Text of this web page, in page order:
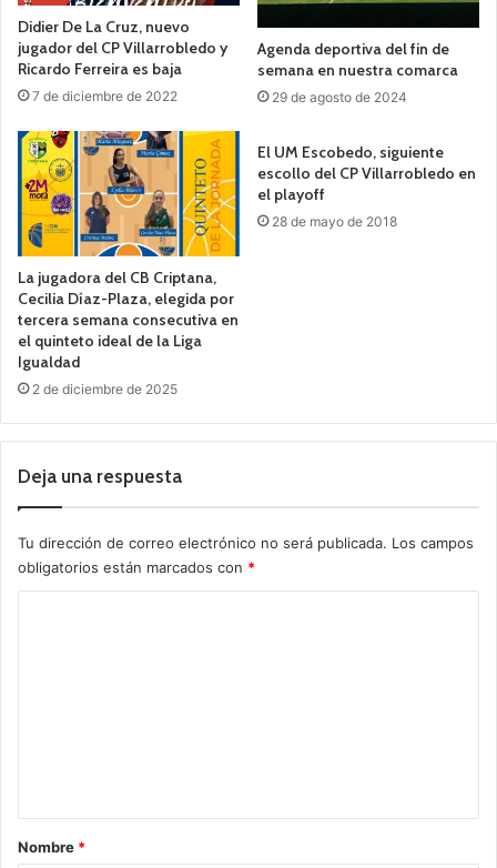
Didier De La Cruz, nuevo
jugador del CP Villarrobledo y
Ricardo Ferreira es baja
7 de diciembre de 2022
Agenda deportiva del fin de
semana en nuestra comarca
29 de agosto de 2024
La jugadora del CB Criptana,
Cecilia Díaz-Plaza, elegida por
tercera semana consecutiva en
el quinteto ideal de la Liga
Igualdad
2 de diciembre de 2025
El UM Escobedo, siguiente
escollo del CP Villarrobledo en
el playoff
28 de mayo de 2018
Deja una respuesta
Tu dirección de correo electrónico no será publicada. Los campos
obligatorios están marcados con *
rNombre *